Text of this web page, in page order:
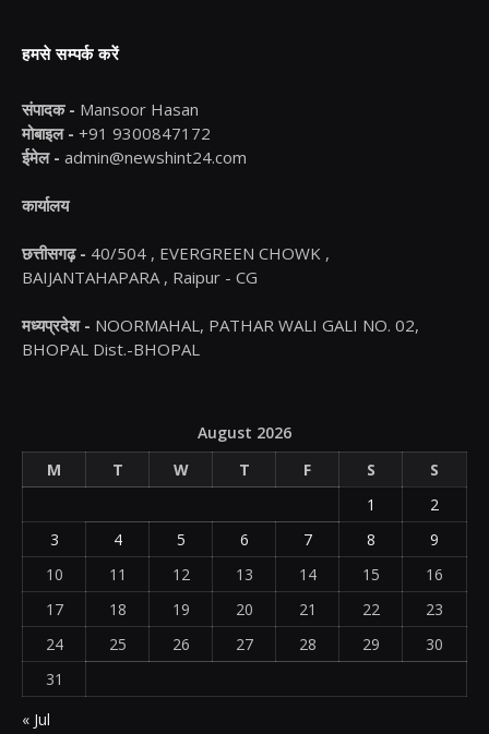
हमसे सम्पर्क करें
संपादक - Mansoor Hasan
मोबाइल - +91 9300847172
ईमेल - admin@newshint24.com
कार्यालय
छत्तीसगढ़ - 40/504 , EVERGREEN CHOWK ,
BAIJANTAHAPARA , Raipur - CG
मध्यप्रदेश - NOORMAHAL, PATHAR WALI GALI NO. 02,
BHOPAL Dist.-BHOPAL
August 2026
M
T W T F S
S
1
2
3
4 5 6 7 8
9
10
11 12 13 14 15
16
17
18 19 20 21 22
23
24
25 26 27 28 29
30
31
« Jul